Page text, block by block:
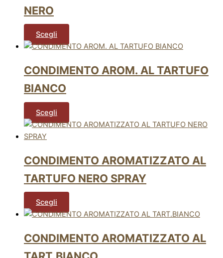
NERO
Scegli
CONDIMENTO AROM. AL TARTUFO
BIANCO
Scegli
CONDIMENTO AROMATIZZATO AL
TARTUFO NERO SPRAY
Scegli
CONDIMENTO AROMATIZZATO AL